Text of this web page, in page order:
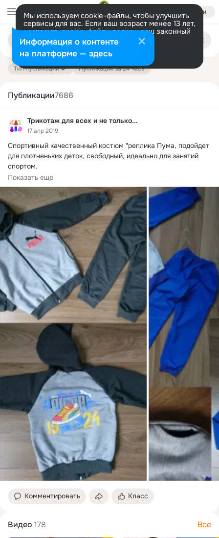
Войти
Мы используем cookie-файлы, чтобы улучшить
сервисы для вас. Если ваш возраст менее 13 лет,
настроить cookie-файлы должен ваш законный
представитель. Больше информации
Разрешить все Настроить
Поиск
публикациям
Тип публикации Публикации за 24 часа
Публикации7686
Трикотаж для всех и не только...
17 апр 2019
Спортивный качественный костюм "реплика Пума, подойдет
для плотненьких деток, свободный, идеально для занятий
спортом.
- кофта с капюшоном...
Показать еще
Комментировать Класс
Видео 178 Все
Информация о контенте
на платформе — здесь